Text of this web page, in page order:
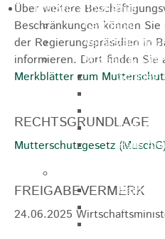
Freizeit / Tourismus
Gastgeber
Museen &
Schloss
Haus
Rathaus
Blockturm
Über weitere
Beschränkungen können
der Regierungspräsidien in
informieren. Dort finden Sie
Merkblätter zum
RECHTSGRUNDLAGE
Mutterschutzgesetz
FREIGABEVERMERK
24.06.2025